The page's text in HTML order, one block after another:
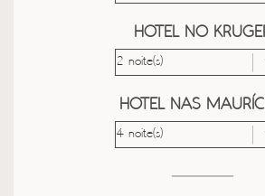
HOTEL NO
HOTEL NAS